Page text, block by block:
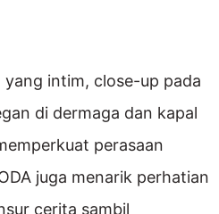
intim, close-up pada
di dermaga dan kapal
perasaan
juga menarik perhatian
cerita sambil